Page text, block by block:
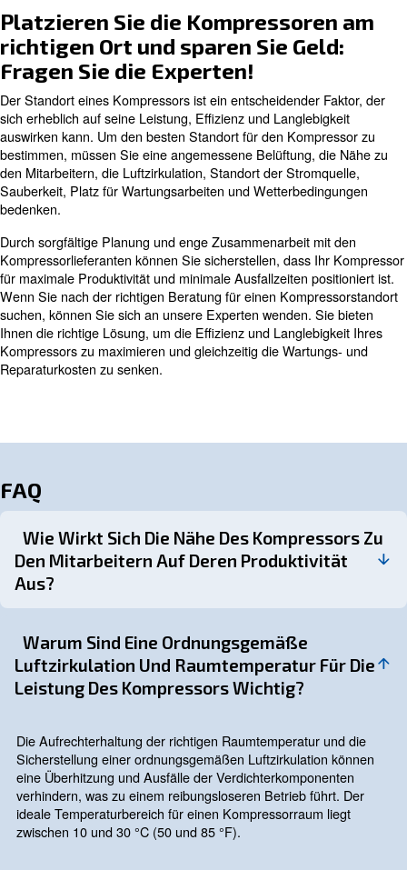
Eine saubere, trockene Umgebung ist ideal für die
Kompressorinstallation, um Verschleiß und Schäden
Partikel zu vermeiden. Verschmutzte Umgebungsluft
Wartungsleistungen und -kosten erhöhen, da sie interne
Komponenten beschädigen kann. Für eine
Platzierung und Verwendung des Kompressors
Maschine eine saubere Luftquelle oder Ansaugfilter
Zur Wartung
Ausreichend Platz um den Kompressor herum für
ist entscheidend. Ein empfohlener Radius von drei Fuß
ermöglicht einen einfachen Zugang zu den
der Wartung. Die Installation im Erdgeschoss wird
Komplikationen zu vermeiden und einen einfachen
Wartungsarbeiten zu gewährleisten.
Wetterextreme und standortspezifische
der Standortwahl berücksichtigt werden. Sie sollten
überschwemmungsgefährdete Bereiche und eine
Wärmeeinwirkung in Betracht ziehen, um Schäden zu
die Lebensdauer Ihres Kompressors zu verlängern.
Eine enge Zusammenarbeit mit den
vorausschauende Planung können dabei helfen, den
geeigneten Standort für eine optimale
Platzieren Sie die
richtigen Ort und sparen Sie
Fragen Sie die Experten!
Der Standort eines Kompressors ist ein entscheidender